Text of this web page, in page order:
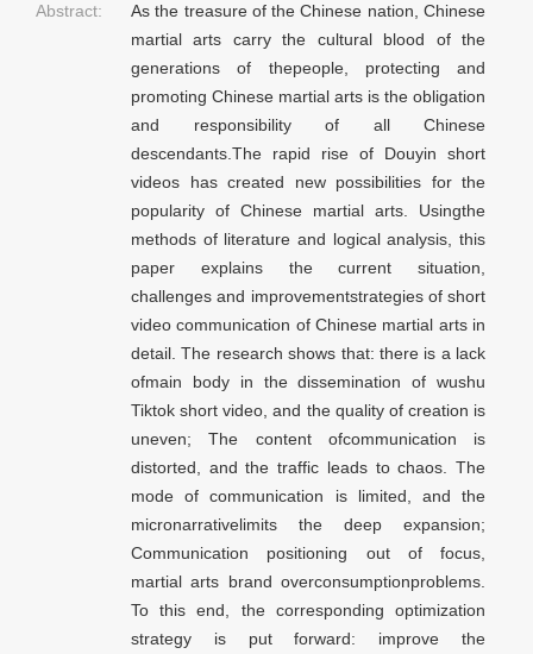
Abstract:
As the treasure of the Chinese nation, Chinese
martial arts carry the cultural blood of the
generations of thepeople, protecting and
promoting Chinese martial arts is the obligation
and responsibility of all Chinese
descendants.The rapid rise of Douyin short
videos has created new possibilities for the
popularity of Chinese martial arts. Usingthe
methods of literature and logical analysis, this
paper explains the current situation,
challenges and improvementstrategies of short
video communication of Chinese martial arts in
detail. The research shows that: there is a lack
ofmain body in the dissemination of wushu
Tiktok short video, and the quality of creation is
uneven; The content ofcommunication is
distorted, and the traffic leads to chaos. The
mode of communication is limited, and the
micronarrativelimits the deep expansion;
Communication positioning out of focus,
martial arts brand overconsumptionproblems.
To this end, the corresponding optimization
strategy is put forward: improve the